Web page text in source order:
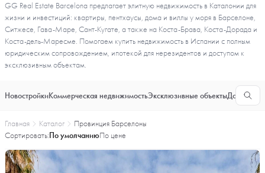
GG Real Estate Barcelona предлагает элитную недвижимость в Каталонии для
жизни и инвестиций: квартиры, пентхаусы, дома и виллы у моря в Барселоне,
Ситжесе, Гава-Маре, Сант-Кугате, а также на Коста-Брава, Коста-Дорада и
Коста-дель-Маресме. Помогаем купить недвижимость в Испании с полным
юридическим сопровождением, ипотекой для нерезидентов и доступом к
эксклюзивным объектам.
НовостройкиКоммерческая недвижимостьЭксклюзивные объекты
Главная Каталог
Провинция Барселоны
Сортировать:По умолчаниюПо цене